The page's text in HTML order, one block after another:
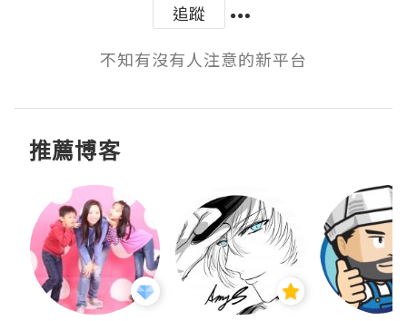
追蹤
不知有沒有人注意的新平台
推薦博客